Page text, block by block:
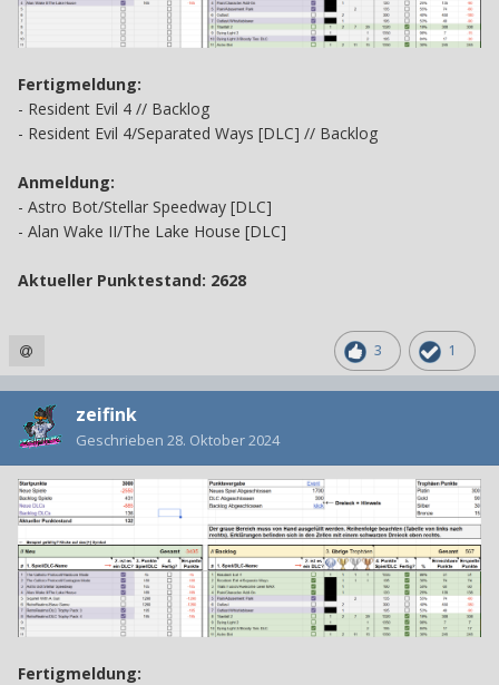
Fertigmeldung:
- Resident Evil 4 // Backlog
- Resident Evil 4/Separated Ways [DLC] // Backlog
Anmeldung:
- Astro Bot/Stellar Speedway [DLC]
- Alan Wake II/The Lake House [DLC]
Aktueller Punktestand: 2628
3 1
zeifink
Geschrieben 28. Oktober 2024
Fertigmeldung: